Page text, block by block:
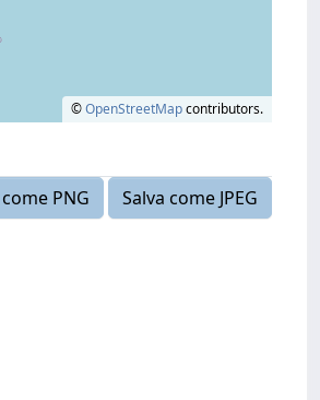
©OpenStreetMapcontributors.
PNG
Salva come JPEG